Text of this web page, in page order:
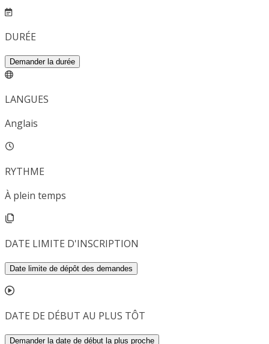
DURÉE
Demander la durée
LANGUES
Anglais
RYTHME
À plein temps
DATE LIMITE D'INSCRIPTION
Date limite de dépôt des demandes
DATE DE DÉBUT AU PLUS TÔT
Demander la date de début la plus proche